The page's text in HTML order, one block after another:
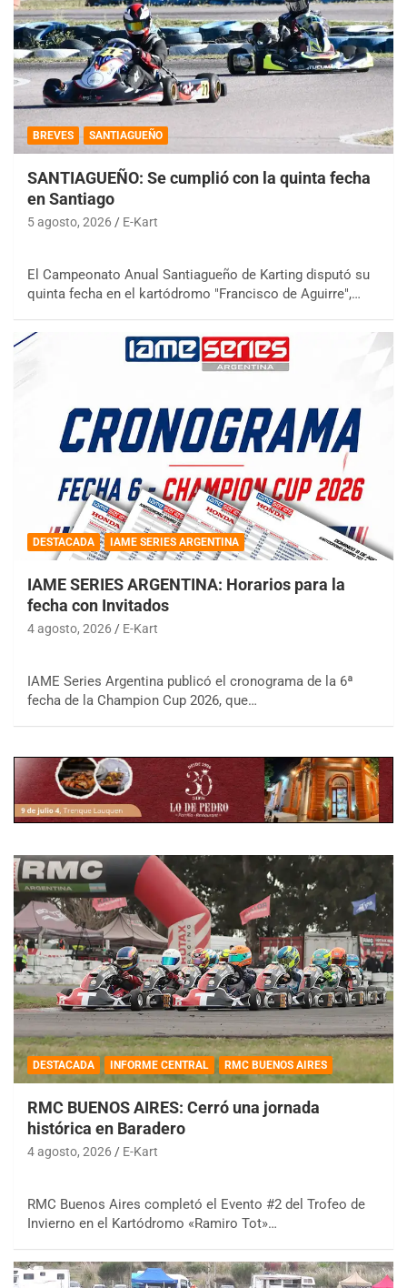
BREVES SANTIAGUEÑO
SANTIAGUEÑO: Se cumplió con la quinta fecha
en Santiago
5 agosto, 2026 E-Kart
El Campeonato Anual Santiagueño de Karting disputó su
quinta fecha en el kartódromo "Francisco de Aguirre",…
DESTACADA IAME SERIES ARGENTINA
IAME SERIES ARGENTINA: Horarios para la
fecha con Invitados
4 agosto, 2026 E-Kart
IAME Series Argentina publicó el cronograma de la 6ª
fecha de la Champion Cup 2026, que…
DESTACADA INFORME CENTRAL RMC BUENOS AIRES
RMC BUENOS AIRES: Cerró una jornada
histórica en Baradero
4 agosto, 2026 E-Kart
RMC Buenos Aires completó el Evento #2 del Trofeo de
Invierno en el Kartódromo «Ramiro Tot»…